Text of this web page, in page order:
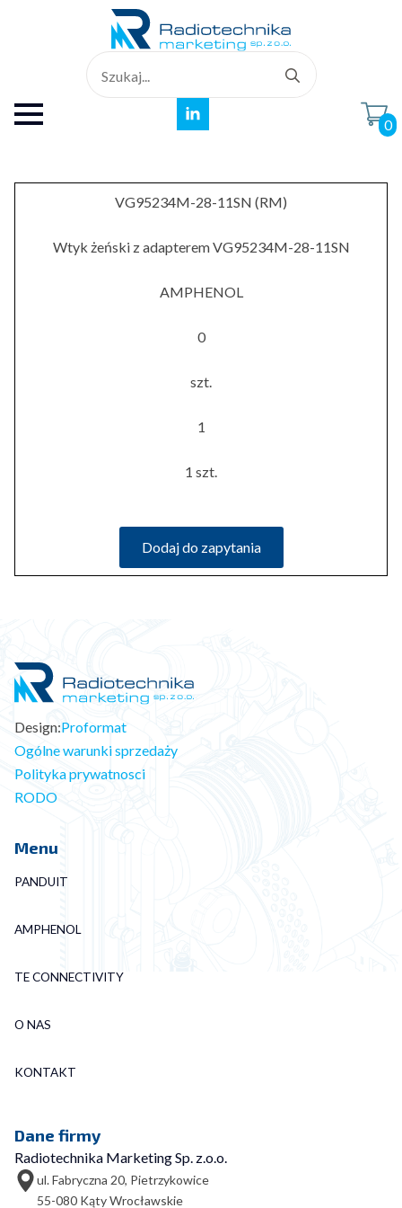
for:
0
VG95234M-28-11SN (RM)
Wtyk żeński z adapterem VG95234M-28-11SN
AMPHENOL
0
szt.
1
1 szt.
Dodaj do zapytania
Design:Proformat
Ogólne warunki sprzedaży
Polityka prywatnosci
RODO
Menu
PANDUIT
AMPHENOL
TE CONNECTIVITY
O NAS
KONTAKT
Dane firmy
Radiotechnika Marketing Sp. z.o.o.
ul. Fabryczna 20, Pietrzykowice
55-080 Kąty Wrocławskie